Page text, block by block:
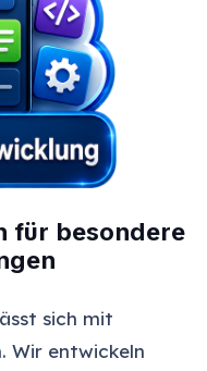
für besondere
sich mit
Wir entwickeln